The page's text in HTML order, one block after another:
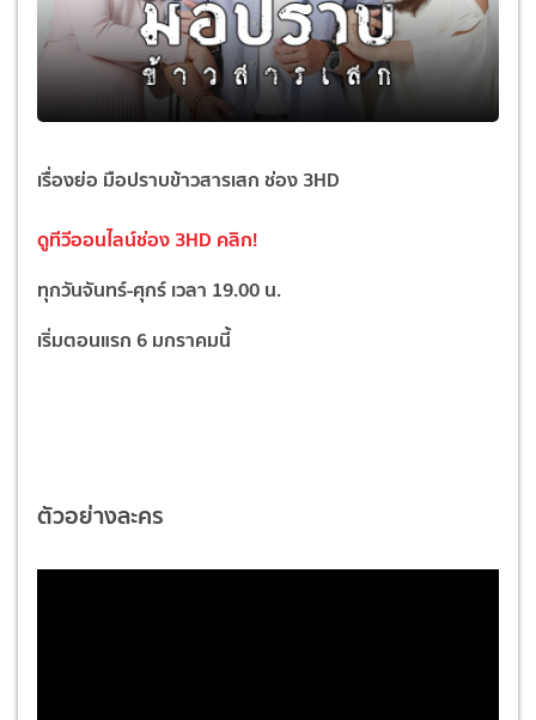
เรื่องย่อ มือปราบข้าวสารเสก ช่อง 3HD
ดูทีวีออนไลน์ช่อง 3HD คลิก!
ทุกวันจันทร์-ศุกร์ เวลา 19.00 น.
เริ่มตอนแรก 6 มกราคมนี้
ตัวอย่างละคร